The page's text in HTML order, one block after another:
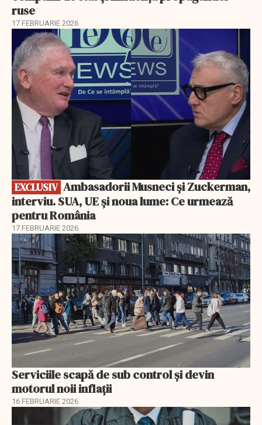
ruse
17 FEBRUARIE 2026
EXCLUSIV
EXCLUSIV
interviu. SUA, UE și noua lume: Ce urmează
pentru România
17 FEBRUARIE 2026
Serviciile scapă de sub control și devin
motorul noii inflații
16 FEBRUARIE 2026